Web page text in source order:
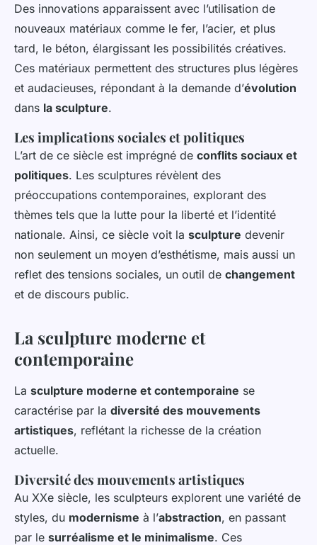
Des innovations apparaissent avec l’utilisation de
nouveaux matériaux comme le fer, l’acier, et plus
tard, le béton, élargissant les possibilités créatives.
Ces matériaux permettent des structures plus légères
et audacieuses, répondant à la demande d’évolution
dans la sculpture.
Les implications sociales et politiques
L’art de ce siècle est imprégné de conflits sociaux et
politiques. Les sculptures révèlent des
préoccupations contemporaines, explorant des
thèmes tels que la lutte pour la liberté et l’identité
nationale. Ainsi, ce siècle voit la sculpture devenir
non seulement un moyen d’esthétisme, mais aussi un
reflet des tensions sociales, un outil de changement
et de discours public.
La sculpture moderne et
contemporaine
La sculpture moderne et contemporaine se
caractérise par la diversité des mouvements
artistiques, reflétant la richesse de la création
actuelle.
Diversité des mouvements artistiques
Au XXe siècle, les sculpteurs explorent une variété de
styles, du modernisme à l’abstraction, en passant
par le surréalisme et le minimalisme. Ces